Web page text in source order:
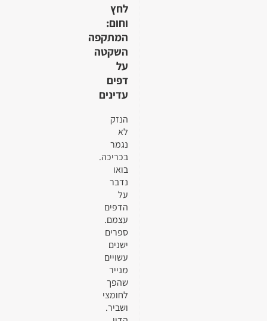
לחץ
וחום:
המתקפה
השקטה
על
דפים
עדינים
הנזק
לא
נגמר
בכריכה.
בואו
נדבר
על
הדפים
עצמם.
ספרים
ישנים
עשויים
מנייר
שהפך
לחומצי
ושביר.